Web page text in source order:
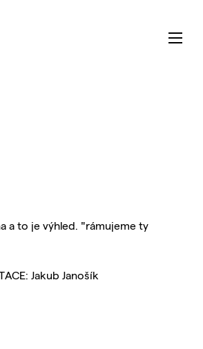
a to je výhled. "rámujeme ty
Jakub Janošík